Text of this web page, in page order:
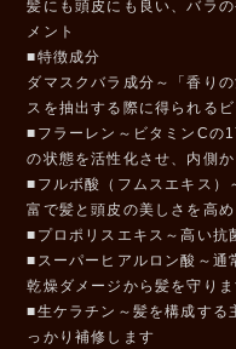
髪にも頭皮にも良い、バラ
メント
■特徴成分
ダマスクバラ成分～「香り
スを抽出する際に得られる
■フラーレン～ビタミンCの
の状態を活性化させ、内側
■フルボ酸（フムスエキス）
富で髪と頭皮の美しさを高
■プロポリスエキス～高い抗
■スーパーヒアルロン酸～通
乾燥ダメージから髪を守り
■生ケラチン～髪を構成する
っかり補修します